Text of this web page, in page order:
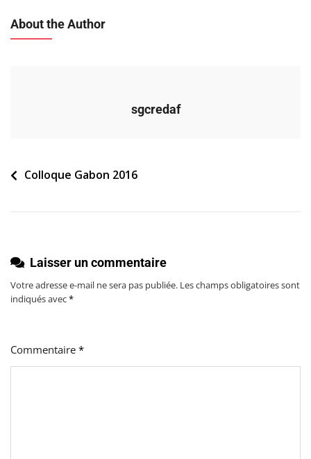
About the Author
sgcredaf
Navigation
l’article
Colloque Gabon 2016
Laisser un commentaire
Votre adresse e-mail ne sera pas publiée. Les champs obligatoires sont
indiqués avec*
Commentaire *